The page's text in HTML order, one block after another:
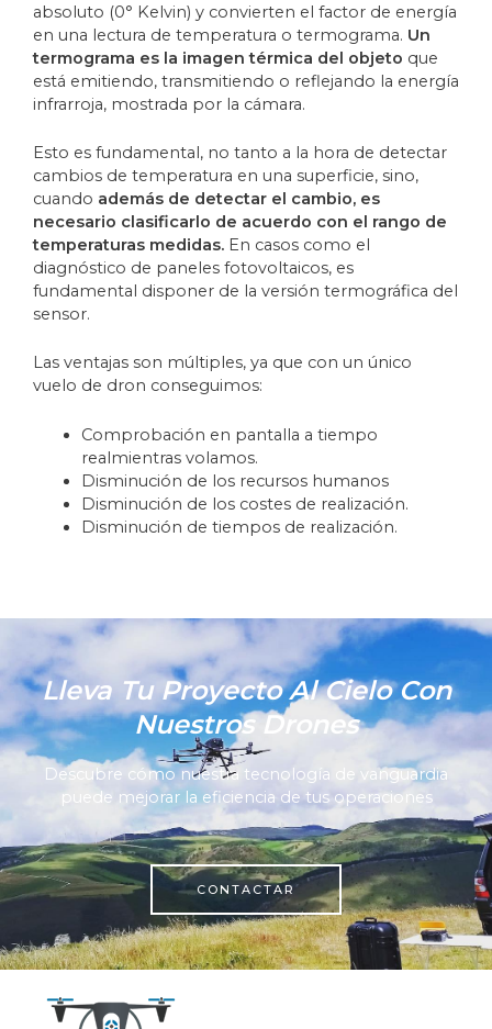
absoluto (0° Kelvin) y convierten el factor de energía
en una lectura de temperatura o termograma. Un
termograma es la imagen térmica del objeto que
está emitiendo, transmitiendo o reflejando la energía
infrarroja, mostrada por la cámara.
Esto es fundamental, no tanto a la hora de detectar
cambios de temperatura en una superficie, sino,
cuando además de detectar el cambio, es
necesario clasificarlo de acuerdo con el rango de
temperaturas medidas. En casos como el
diagnóstico de paneles fotovoltaicos, es
fundamental disponer de la versión termográfica del
sensor.
Las ventajas son múltiples, ya que con un único
vuelo de dron conseguimos:
Comprobación en pantalla a tiempo
realmientras volamos.
Disminución de los recursos humanos
Disminución de los costes de realización.
Disminución de tiempos de realización.
Lleva Tu Proyecto Al Cielo Con
Nuestros Drones
Descubre cómo nuestra tecnología de vanguardia
puede mejorar la eficiencia de tus operaciones
CONTACTAR